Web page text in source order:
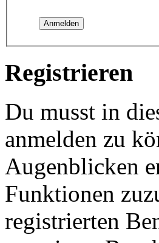
Registrieren
Du musst in
anmelden zu
Augenblicken
Funktionen
registrierten